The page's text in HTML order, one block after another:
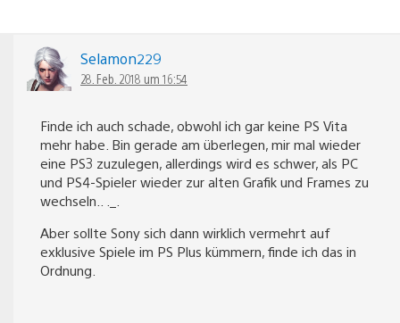
Selamon229
28. Feb. 2018 um 16:54
Finde ich auch schade, obwohl ich gar keine PS Vita
mehr habe. Bin gerade am überlegen, mir mal wieder
eine PS3 zuzulegen, allerdings wird es schwer, als PC
und PS4-Spieler wieder zur alten Grafik und Frames zu
wechseln.. ._.
Aber sollte Sony sich dann wirklich vermehrt auf
exklusive Spiele im PS Plus kümmern, finde ich das in
Ordnung.